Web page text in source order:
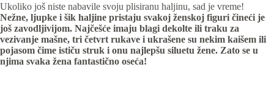
Ukoliko još niste nabavile svoju plisiranu haljinu, sad je vreme!
Nežne, ljupke i šik haljine pristaju svakoj ženskoj figuri čineći je
još zavodljivijom. Najčešće imaju blagi dekolte ili traku za
vezivanje mašne, tri četvrt rukave i ukrašene su nekim kaišem ili
pojasom čime ističu struk i onu najlepšu siluetu žene. Zato se u
njima svaka žena fantastično oseća!